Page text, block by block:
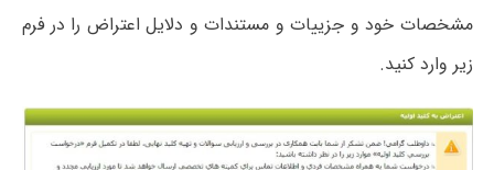
مشخصات خود و جزییات و مستندات و دلایل اعتراض را در فرم
زیر وارد کنید.